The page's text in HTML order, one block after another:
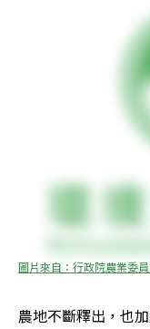
圖片來自：行政院農業委員
農地不斷釋出，也